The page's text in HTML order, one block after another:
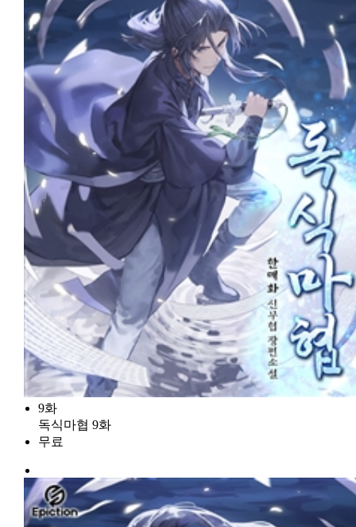
9화
독식마협 9화
무료